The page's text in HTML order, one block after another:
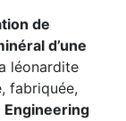
de
d’une
léonardite
fabriquée,
Engineering